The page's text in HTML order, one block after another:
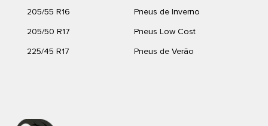
Pneus de Inverno
Pneus Low Cost
Pneus de Verão
205/55 R16
205/50 R17
225/45 R17